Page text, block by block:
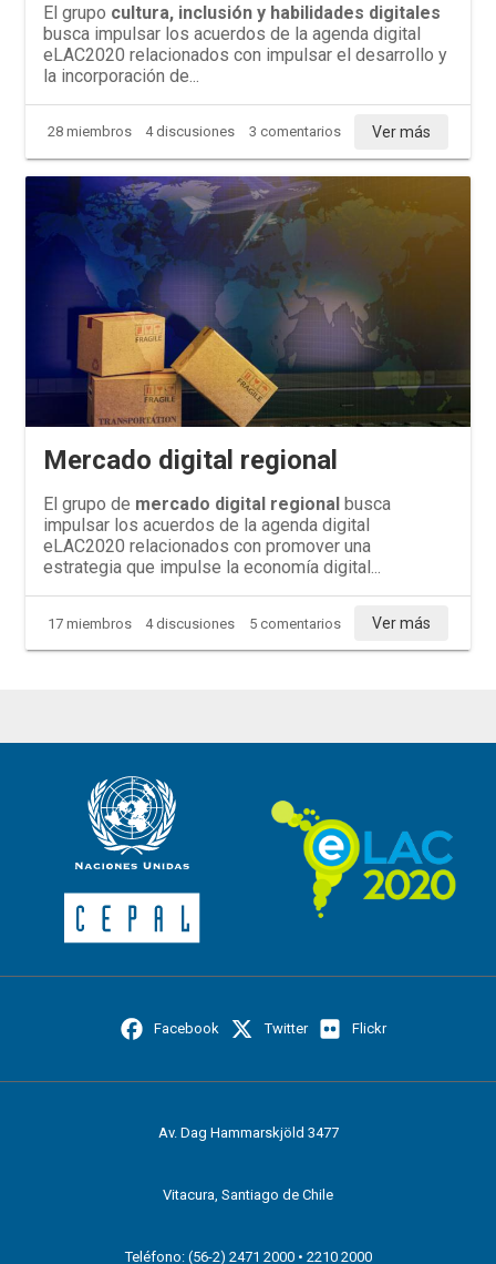
El grupo cultura, inclusión y habilidades digitales
busca impulsar los acuerdos de la agenda digital
eLAC2020 relacionados con impulsar el desarrollo y
la incorporación de...
28 miembros 4 discusiones 3 comentarios Ver más
Mercado digital regional
El grupo de mercado digital regional busca
impulsar los acuerdos de la agenda digital
eLAC2020 relacionados con promover una
estrategia que impulse la economía digital...
17 miembros 4 discusiones 5 comentarios Ver más
Facebook Twitter Flickr
Av. Dag Hammarskjöld 3477
Vitacura, Santiago de Chile
Teléfono: (56-2) 2471 2000 • 2210 2000